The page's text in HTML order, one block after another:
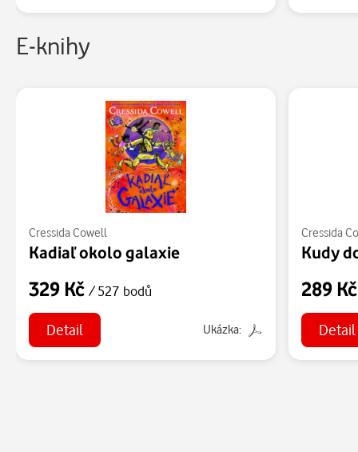
E-knihy
Cressida Cowell
Kadiaľ okolo galaxie
329 Kč / 527 bodů
Detail Ukázka:
Cressida
Kudy
289
Detail